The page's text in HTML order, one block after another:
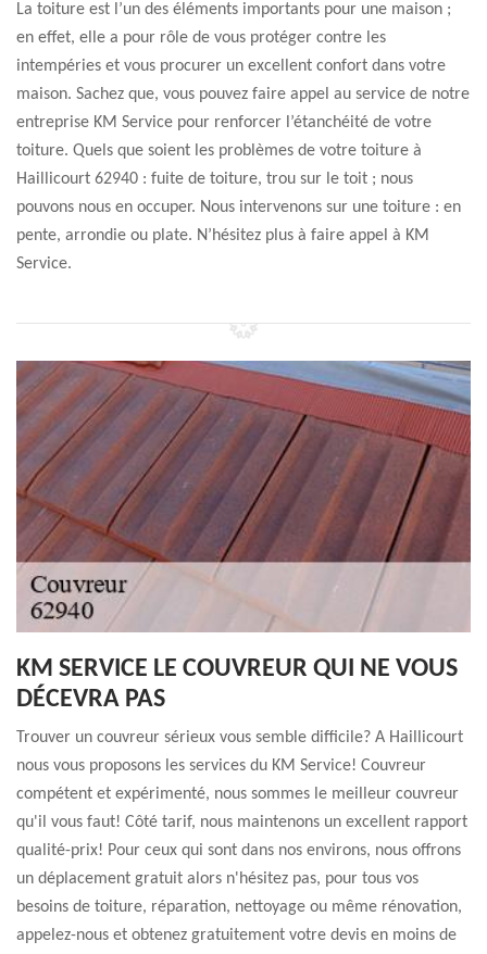
La toiture est l’un des éléments importants pour une maison ;
en effet, elle a pour rôle de vous protéger contre les
intempéries et vous procurer un excellent confort dans votre
maison. Sachez que, vous pouvez faire appel au service de notre
entreprise KM Service pour renforcer l’étanchéité de votre
toiture. Quels que soient les problèmes de votre toiture à
Haillicourt 62940 : fuite de toiture, trou sur le toit ; nous
pouvons nous en occuper. Nous intervenons sur une toiture : en
pente, arrondie ou plate. N’hésitez plus à faire appel à KM
Service.
KM SERVICE LE COUVREUR QUI NE VOUS
DÉCEVRA PAS
Trouver un couvreur sérieux vous semble difficile? A Haillicourt
nous vous proposons les services du KM Service! Couvreur
compétent et expérimenté, nous sommes le meilleur couvreur
qu'il vous faut! Côté tarif, nous maintenons un excellent rapport
qualité-prix! Pour ceux qui sont dans nos environs, nous offrons
un déplacement gratuit alors n'hésitez pas, pour tous vos
besoins de toiture, réparation, nettoyage ou même rénovation,
appelez-nous et obtenez gratuitement votre devis en moins de